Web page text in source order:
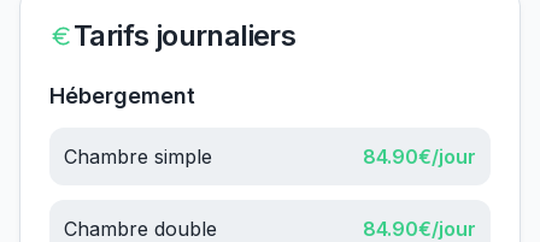
Tarifs journaliers
Hébergement
Chambre simple 84.90€/jour
Chambre double 84.90€/jour